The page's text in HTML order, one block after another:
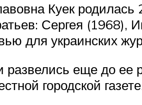
Куек родилась
Сергея (1968),
для украинских
развелись еще до ее
городской